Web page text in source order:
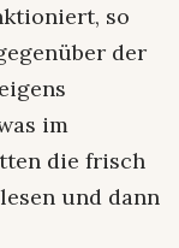
so
der
im
die frisch
und dann